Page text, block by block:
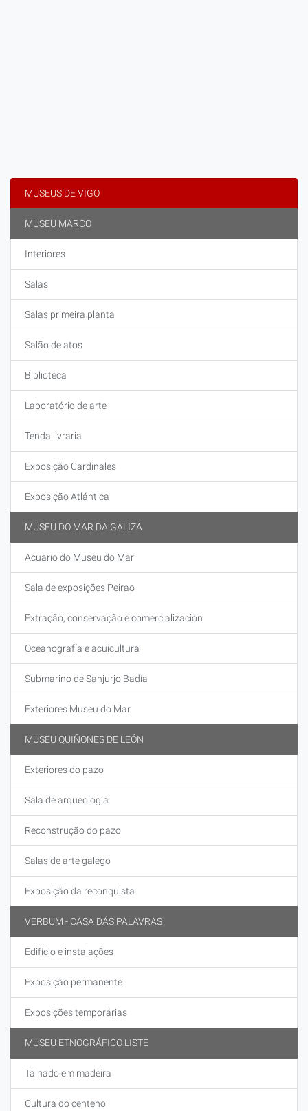
MUSEUS DE VIGO
MUSEU MARCO
Interiores
Salas
Salas primeira planta
Salão de atos
Biblioteca
Laboratório de arte
Tenda livraria
Exposição Cardinales
Exposição Atlántica
MUSEU DO MAR DA GALIZA
Acuario do Museu do Mar
Sala de exposições Peirao
Extração, conservação e comercialización
Oceanografía e acuicultura
Submarino de Sanjurjo Badía
Exteriores Museu do Mar
MUSEU QUIÑONES DE LEÓN
Exteriores do pazo
Sala de arqueologia
Reconstrução do pazo
Salas de arte galego
Exposição da reconquista
VERBUM - CASA DÁS PALAVRAS
Edifício e instalações
Exposição permanente
Exposições temporárias
MUSEU ETNOGRÁFICO LISTE
Talhado em madeira
Cultura do centeno